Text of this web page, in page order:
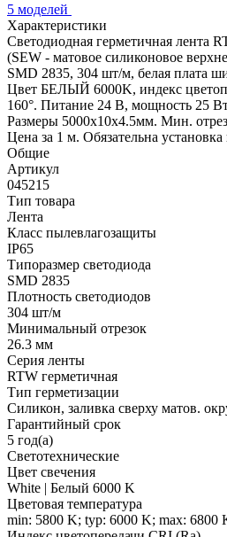
5 моделей
Характеристики
Светодиодная герметичная лента
(SEW - матовое силиконовое
SMD 2835, 304 шт/м, белая плата
Цвет БЕЛЫЙ 6000K, индекс
160°. Питание 24 В, мощность 25
Размеры 5000x10x4.5мм. Мин.
Цена за 1 м. Обязательна
Общие
Артикул
045215
Тип товара
Лента
Класс пылевлагозащиты
IP65
Типоразмер светодиода
SMD 2835
Плотность светодиодов
304 шт/м
Минимальный отрезок
26.3 мм
Серия ленты
RTW герметичная
Тип герметизации
Силикон, заливка сверху матов.
Гарантийный срок
5 год(а)
Светотехнические
Цвет свечения
White | Белый 6000 K
Цветовая температура
min: 5800 K; typ: 6000 K; max: 6800